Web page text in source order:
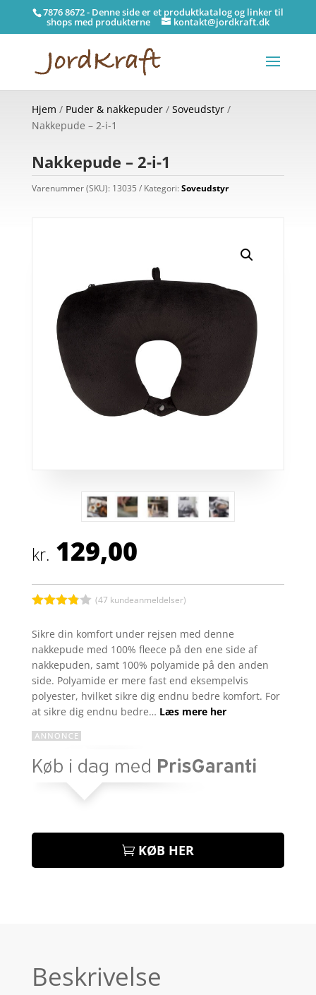
7876 8672 - Denne side er et produktkatalog og linker til
shops med produkterne kontakt@jordkraft.dk
Hjem / Puder & nakkepuder/ Soveudstyr/
Nakkepude – 2-i-1
Nakkepude – 2-i-1
Varenummer (SKU): 13035 Kategori: Soveudstyr
kr. 129,00
ud af 5
baseret
på
kundebed
ømmels
er
(47 kundeanmeldelser)
Sikre din komfort under rejsen med denne
nakkepude med 100% fleece på den ene side af
nakkepuden, samt 100% polyamide på den anden
side. Polyamide er mere fast end eksempelvis
polyester, hvilket sikre dig endnu bedre komfort. For
at sikre dig endnu bedre… Læs mere her
KØB HER
Beskrivelse